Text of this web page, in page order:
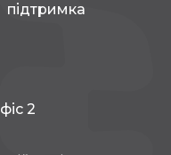
підтримка
2